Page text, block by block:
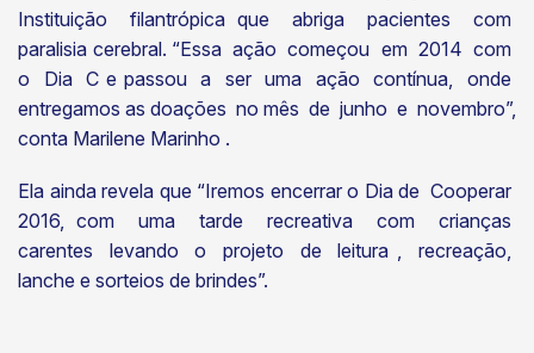
Instituição filantrópica que abriga pacientes com
paralisia cerebral. “Essa ação começou em 2014 com
o Dia C e passou a ser uma ação contínua, onde
entregamos as doações no mês de junho e novembro”,
conta Marilene Marinho .
Ela ainda revela que “Iremos encerrar o Dia de Cooperar
2016, com uma tarde recreativa com crianças
carentes levando o projeto de leitura , recreação,
lanche e sorteios de brindes”.